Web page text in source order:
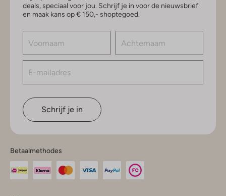
deals, speciaal voor jou. Schrijf je in voor de nieuwsbrief
en maak kans op € 150,- shoptegoed.
Schrijf je in
Betaalmethodes